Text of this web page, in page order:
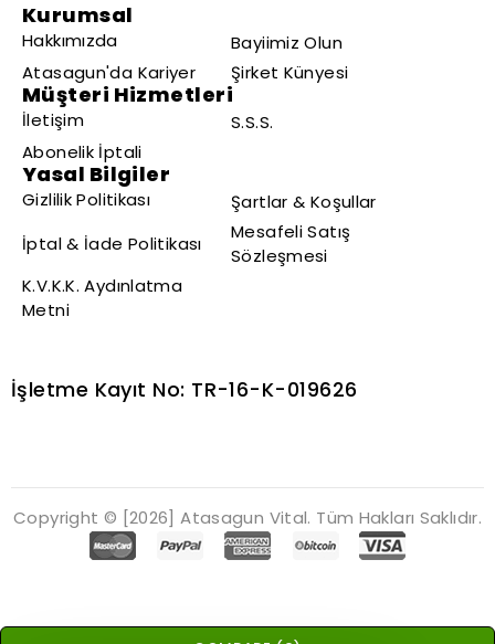
Kurumsal
Hakkımızda
Bayiimiz Olun
Atasagun'da Kariyer
Şirket Künyesi
Müşteri Hizmetleri
İletişim
S.S.S.
Abonelik İptali
Yasal Bilgiler
Gizlilik Politikası
Şartlar & Koşullar
İptal & İade Politikası
Mesafeli Satış
Sözleşmesi
K.V.K.K. Aydınlatma
Metni
İşletme Kayıt No: TR-16-K-019626
Copyright © [2026] Atasagun Vital. Tüm Hakları Saklıdır.